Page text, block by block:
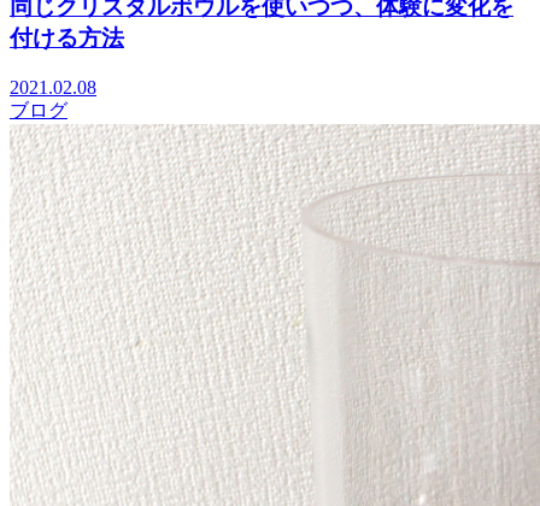
同じクリスタルボウルを使いつつ、体験に変化を
付ける方法
2021.02.08
ブログ